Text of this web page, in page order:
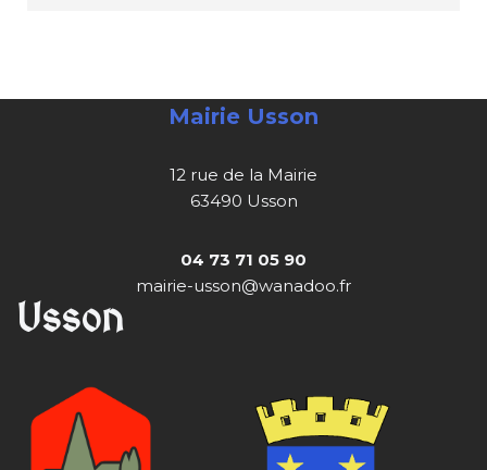
Mairie Usson
12 rue de la Mairie
63490 Usson
04 73 71 05 90
mairie-usson@wanadoo.fr
Usson